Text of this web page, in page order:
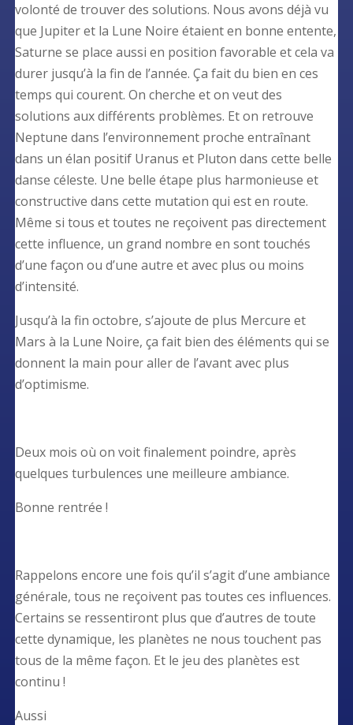
volonté de trouver des solutions. Nous avons déjà vu
que Jupiter et la Lune Noire étaient en bonne entente,
Saturne se place aussi en position favorable et cela va
durer jusqu’à la fin de l’année. Ça fait du bien en ces
temps qui courent. On cherche et on veut des
solutions aux différents problèmes. Et on retrouve
Neptune dans l’environnement proche entraînant
dans un élan positif Uranus et Pluton dans cette belle
danse céleste. Une belle étape plus harmonieuse et
constructive dans cette mutation qui est en route.
Même si tous et toutes ne reçoivent pas directement
cette influence, un grand nombre en sont touchés
d’une façon ou d’une autre et avec plus ou moins
d’intensité.
Jusqu’à la fin octobre, s’ajoute de plus Mercure et
Mars à la Lune Noire, ça fait bien des éléments qui se
donnent la main pour aller de l’avant avec plus
d’optimisme.
Deux mois où on voit finalement poindre, après
quelques turbulences une meilleure ambiance.
Bonne rentrée !
Rappelons encore une fois qu’il s’agit d’une ambiance
générale, tous ne reçoivent pas toutes ces influences.
Certains se ressentiront plus que d’autres de toute
cette dynamique, les planètes ne nous touchent pas
tous de la même façon. Et le jeu des planètes est
continu !
Aussi